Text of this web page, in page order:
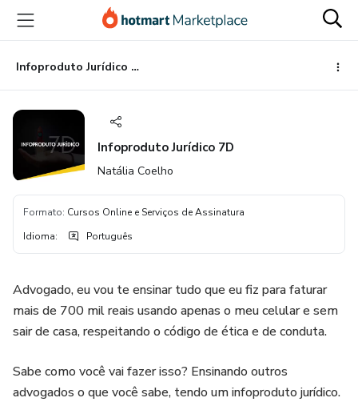
para
conteúdo
principal
para
pagamento
para
rodapé
Infoproduto Jurídico 7D
Infoproduto Jurídico 7D
Natália Coelho
Formato: Cursos Online e Serviços de Assinatura
Idioma: Português
Advogado, eu vou te ensinar tudo que eu fiz para faturar
mais de 700 mil reais usando apenas o meu celular e sem
sair de casa, respeitando o código de ética e de conduta.
Sabe como você vai fazer isso? Ensinando outros
advogados o que você sabe, tendo um infoproduto jurídico.